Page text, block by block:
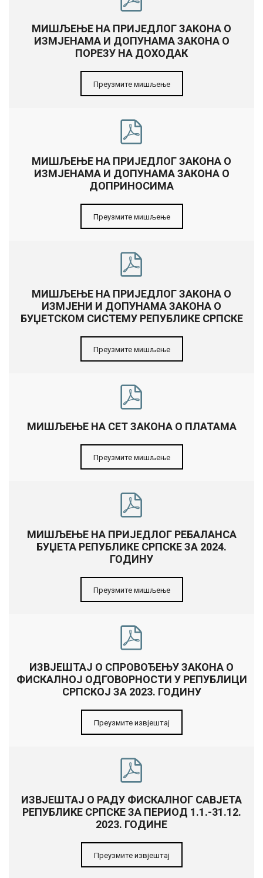
МИШЉЕЊЕ НА ПРИЈЕДЛОГ ЗАКОНА О
ИЗМЈЕНАМА И ДОПУНАМА ЗАКОНА О
ПОРЕЗУ НА ДОХОДАК
Преузмите мишљење
МИШЉЕЊЕ НА ПРИЈЕДЛОГ ЗАКОНА О
ИЗМЈЕНАМА И ДОПУНАМА ЗАКОНА О
ДОПРИНОСИМА
Преузмите мишљење
МИШЉЕЊЕ НА ПРИЈЕДЛОГ ЗАКОНА О
ИЗМЈЕНИ И ДОПУНАМА ЗАКОНА О
БУЏЕТСКОМ СИСТЕМУ РЕПУБЛИКЕ СРПСКЕ
Преузмите мишљење
МИШЉЕЊЕ НА СЕТ ЗАКОНА О ПЛАТАМА
Преузмите мишљење
МИШЉЕЊЕ НА ПРИЈЕДЛОГ РЕБАЛАНСА
БУЏЕТА РЕПУБЛИКЕ СРПСКЕ ЗА 2024.
ГОДИНУ
Преузмите мишљење
ИЗВЈЕШТАЈ О СПРОВОЂЕЊУ ЗАКОНА О
ФИСКАЛНОЈ ОДГОВОРНОСТИ У РЕПУБЛИЦИ
СРПСКОЈ ЗА 2023. ГОДИНУ
Преузмите извјештај
ИЗВЈЕШТАЈ О РАДУ ФИСКАЛНОГ САВЈЕТА
РЕПУБЛИКЕ СРПСКЕ ЗА ПЕРИОД 1.1.-31.12.
2023. ГОДИНЕ
Преузмите извјештај